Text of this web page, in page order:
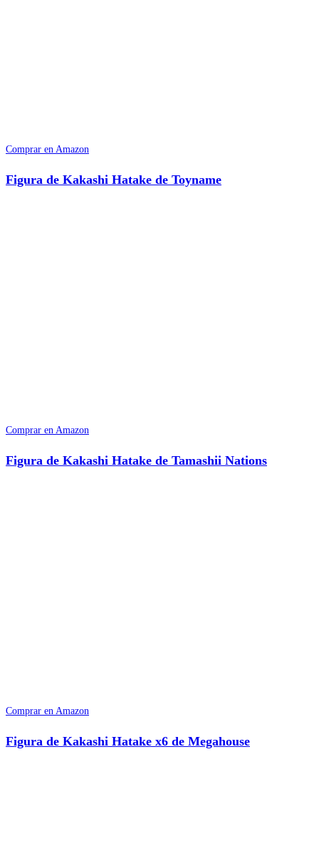
Comprar en Amazon
Figura de Kakashi Hatake de Toyname
Comprar en Amazon
Figura de Kakashi Hatake de Tamashii Nations
Comprar en Amazon
Figura de Kakashi Hatake x6 de Megahouse